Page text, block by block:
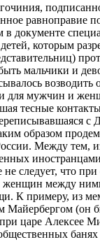
равноправие
в документе
которым
мальчики и
возводить
для мужчин и
тесные
с
образом
Между тем,
следует, что
между
К примеру, из
Майербергом (он
царе Алексее
общественных